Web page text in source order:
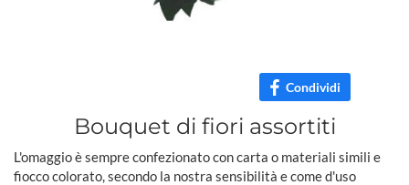
Condividi
Bouquet di fiori assortiti
L'omaggio è sempre confezionato con carta o materiali simili e
fiocco colorato, secondo la nostra sensibilità e come d'uso